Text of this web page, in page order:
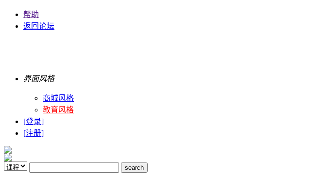
帮助
返回论坛
界面风格
商城风格
教育风格
[登录]
[注册]